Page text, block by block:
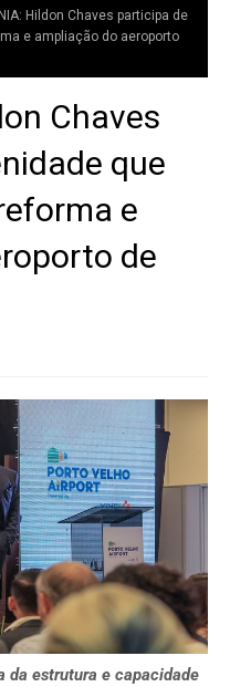
Hildon Chaves participa de
e ampliação do aeroporto
Chaves
que
e
de
da estrutura e capacidade